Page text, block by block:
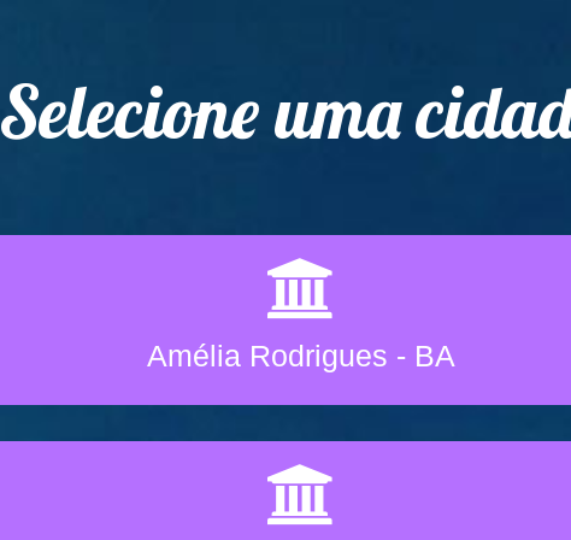
Selecione uma
Amélia Rodrigues - BA